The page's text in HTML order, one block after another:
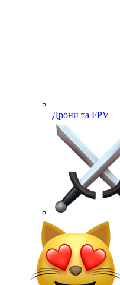
Дрони та FPV